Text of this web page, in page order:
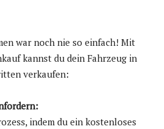
war noch nie so einfach! Mit
kannst du dein Fahrzeug in
verkaufen:
indem du ein kostenloses